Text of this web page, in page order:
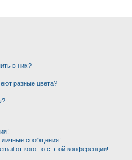
в них?
разные цвета?
личные сообщения!
от кого-то с этой конференции!